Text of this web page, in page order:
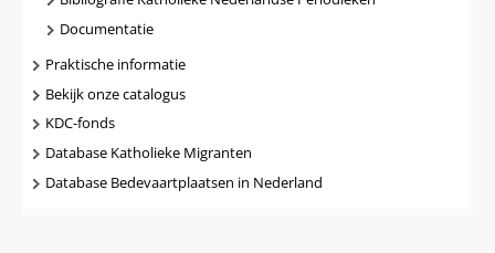
Documentatie
Praktische informatie
Bekijk onze catalogus
KDC-fonds
Database Katholieke Migranten
Database Bedevaartplaatsen in Nederland